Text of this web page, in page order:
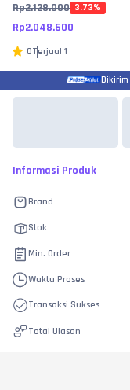
Rp2.128.000 3.73%
Rp2.048.600
0Terjual 1
Informasi Produk
Brand
Stok
Min. Order
Waktu Proses
Transaksi Sukses
Total Ulasan